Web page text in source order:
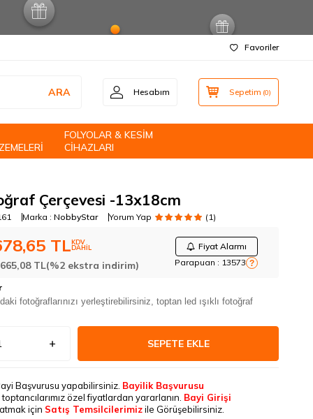
Favoriler
ARA Hesabım Sepetim (0)
FOLYOLAR & KESİM
CİHAZLARI
Çerçevesi -13x18cm
Marka :NobbyStar Yorum Yap (1)
TLKDV
DAHİL
Fiyat Alarmı
Parapuan : 13573 ?
665,08 TL(%2 ekstra indirim)
fotoğraflarınızı yerleştirebilirsiniz, toptan led ışıklı fotoğraf
SEPETE EKLE
Başvurusu yapabilirsiniz. Bayilik Başvurusu
özel fiyatlardan yararlanın. Bayi Girişi
için Satış Temsilcilerimizile Görüşebilirsiniz.